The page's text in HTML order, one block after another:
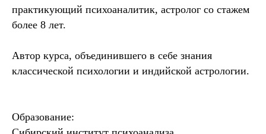
практикующий психоаналитик, астролог со стажем
более 8 лет.
Автор курса, объединившего в себе знания
классической психологии и индийской астрологии.
Образование: